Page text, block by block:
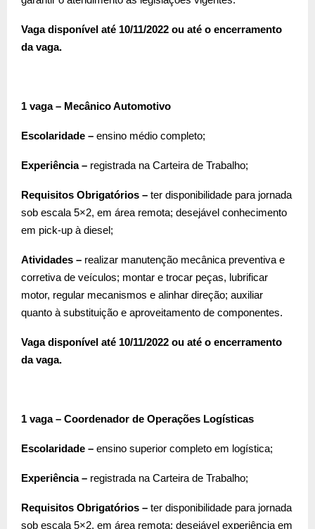
Vaga disponível até 10/11/2022 ou até o encerramento
da vaga.
1 vaga – Mecânico Automotivo
Escolaridade – ensino médio completo;
Experiência – registrada na Carteira de Trabalho;
Requisitos Obrigatórios – ter disponibilidade para jornada
sob escala 5×2, em área remota; desejável conhecimento
em pick-up à diesel;
Atividades – realizar manutenção mecânica preventiva e
corretiva de veículos; montar e trocar peças, lubrificar
motor, regular mecanismos e alinhar direção; auxiliar
quanto à substituição e aproveitamento de componentes.
Vaga disponível até 10/11/2022 ou até o encerramento
da vaga.
1 vaga – Coordenador de Operações Logísticas
Escolaridade – ensino superior completo em logística;
Experiência – registrada na Carteira de Trabalho;
Requisitos Obrigatórios – ter disponibilidade para jornada
sob escala 5×2, em área remota; desejável experiência em